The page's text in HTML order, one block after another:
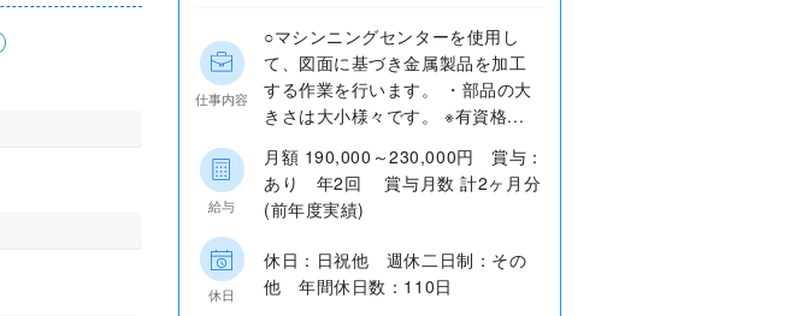
仕事内容
○マシンニングセンターを使用し
て、図面に基づき金属製品を加工
する作業を行います。 ・部品の大
きさは大小様々です。 ※有資格...
給与
月額 190,000～230,000円 賞与：
あり 年2回 賞与月数 計2ヶ月分
(前年度実績)
休日
休日：日祝他 週休二日制：その
他 年間休日数：110日